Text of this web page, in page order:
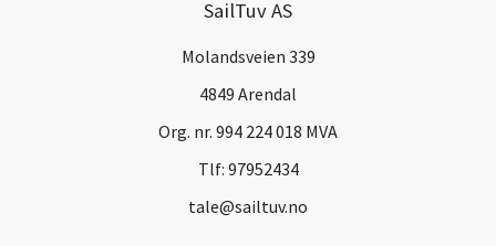
SailTuv AS
Molandsveien 339
4849 Arendal
Org. nr. 994 224 018 MVA
Tlf: 97952434
tale@sailtuv.no